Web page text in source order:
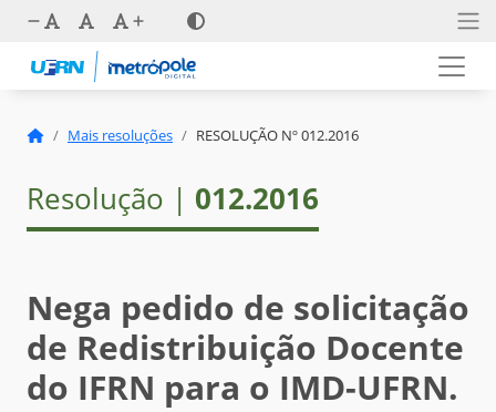
Mais resoluções RESOLUÇÃO Nº 012.2016
Resolução | 012.2016
Nega pedido de solicitação
de Redistribuição Docente
do IFRN para o IMD-UFRN.